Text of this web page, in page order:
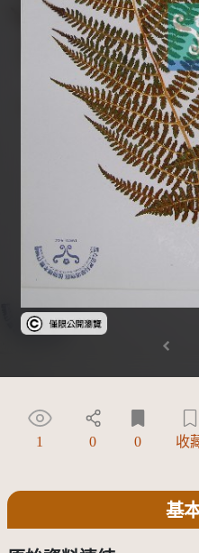
受著作權法保護-僅限
1 0 0 收
基